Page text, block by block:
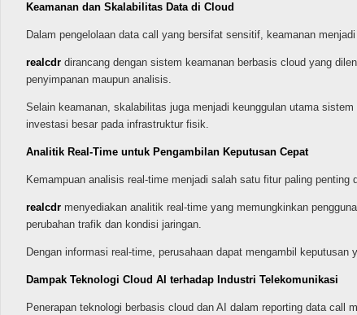
Keamanan dan Skalabilitas Data di Cloud
Dalam pengelolaan data call yang bersifat sensitif, keamanan
realcdr dirancang dengan sistem keamanan berbasis cloud yang
penyimpanan maupun analisis.
Selain keamanan, skalabilitas juga menjadi keunggulan utama
investasi besar pada infrastruktur fisik.
Analitik Real-Time untuk Pengambilan Keputusan Cepat
Kemampuan analisis real-time menjadi salah satu fitur paling
realcdr menyediakan analitik real-time yang memungkinkan
perubahan trafik dan kondisi jaringan.
Dengan informasi real-time, perusahaan dapat mengambil
Dampak Teknologi Cloud AI terhadap Industri Telekomunikasi
Penerapan teknologi berbasis cloud dan AI dalam reporting data